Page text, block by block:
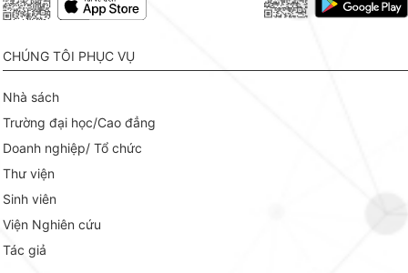
CHÚNG TÔI PHỤC VỤ
Nhà sách
Trường đại học/Cao đẳng
Doanh nghiệp/ Tổ chức
Thư viện
Sinh viên
Viện Nghiên cứu
Tác giả